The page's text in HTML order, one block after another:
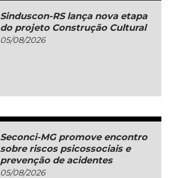
Sinduscon-RS lança nova etapa
do projeto Construção Cultural
05/08/2026
Seconci-MG promove encontro
sobre riscos psicossociais e
prevenção de acidentes
05/08/2026